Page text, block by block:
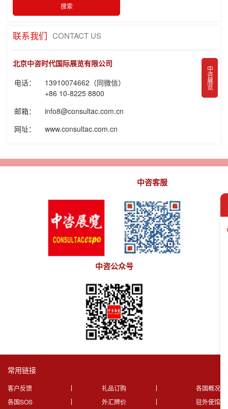
联系我们 CONTACT US
北京中咨时代国际展览有限公司
电话：
13910074662（同微信）
+86 10-8225 8800
邮箱：
info8@consultac.com.cn
网址：
www.consultac.com.cn
中咨展览
中咨客服
中咨公众号
常用链接
客户反馈 礼品订购
各国概况
各国SOS
外汇牌价 驻外使馆